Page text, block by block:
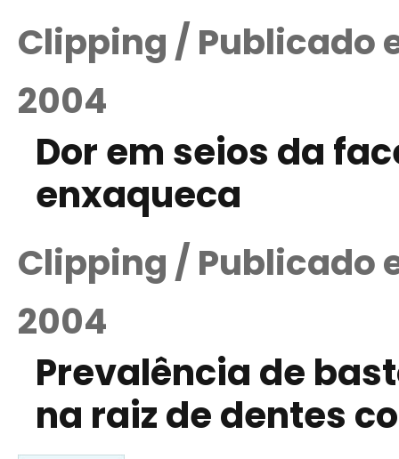
Clipping / Publicado
2004
Dor em seios da
enxaqueca
Clipping / Publicado
2004
Prevalência de
na raiz de dentes